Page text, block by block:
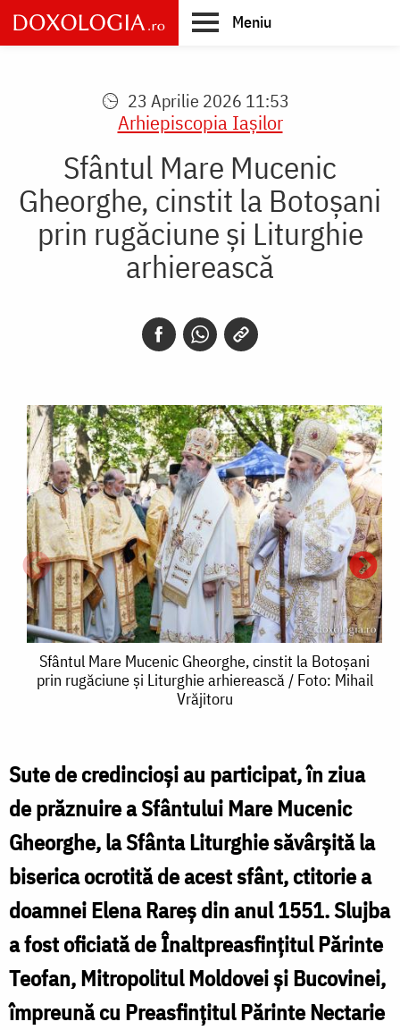
Skip
to
main
Meniu
23 Aprilie 2026 11:53
Arhiepiscopia Iaşilor
Sfântul Mare Mucenic
Gheorghe, cinstit la Botoșani
prin rugăciune și Liturghie
arhierească
Sfântul
Mare
cinstit
la
Botoșani
prin
rugăciune
și
Liturghie
arhierească
Sfântul Mare Mucenic Gheorghe, cinstit la Botoșani
prin rugăciune și Liturghie arhierească / Foto: Mihail
Vrăjitoru
Sute de credincioși au participat, în ziua
de prăznuire a Sfântului Mare Mucenic
Gheorghe, la Sfânta Liturghie săvârșită la
biserica ocrotită de acest sfânt, ctitorie a
doamnei Elena Rareș din anul 1551. Slujba
a fost oficiată de Înaltpreasfințitul Părinte
Teofan, Mitropolitul Moldovei și Bucovinei,
împreună cu Preasfințitul Părinte Nectarie